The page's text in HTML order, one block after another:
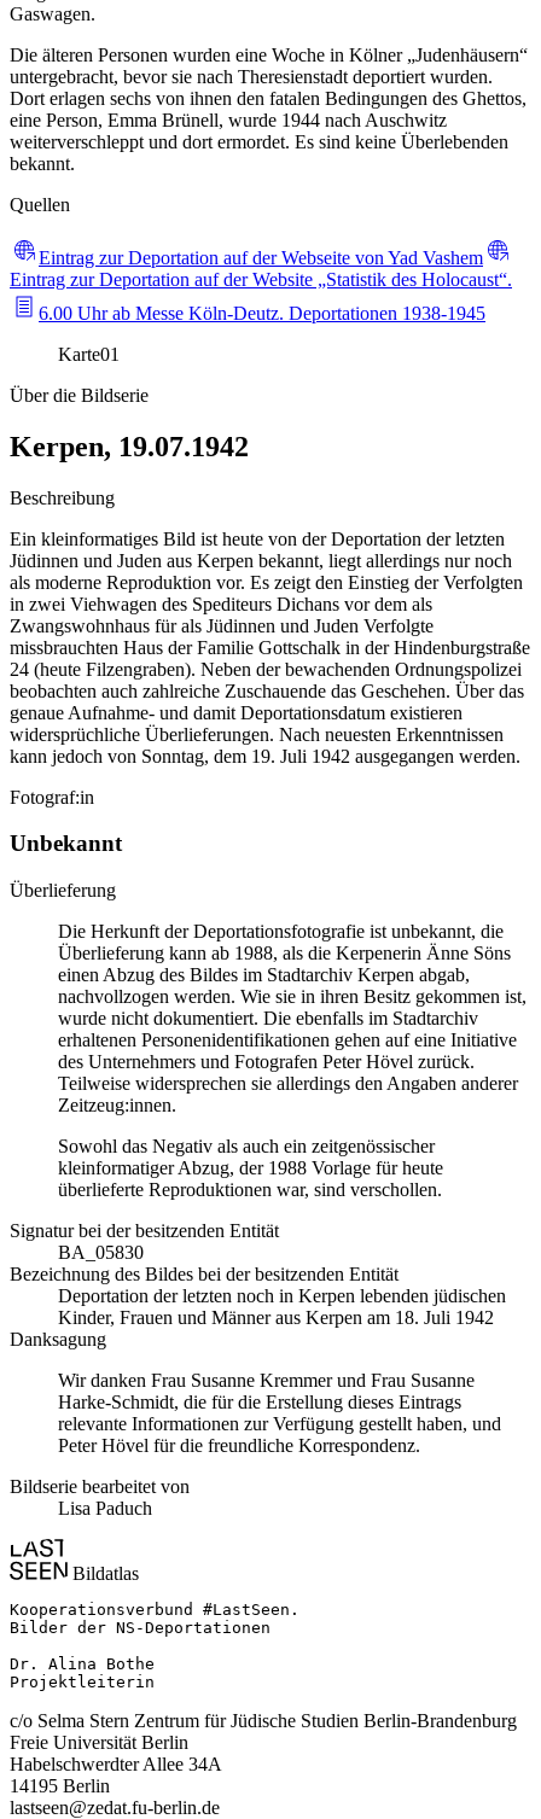
Gaswagen.
Die älteren Personen wurden eine Woche in Kölner „Judenhäusern“
untergebracht, bevor sie nach Theresienstadt deportiert wurden.
Dort erlagen sechs von ihnen den fatalen Bedingungen des Ghettos,
eine Person, Emma Brünell, wurde 1944 nach Auschwitz
weiterverschleppt und dort ermordet. Es sind keine Überlebenden
bekannt.
Quellen
Eintrag zur Deportation auf der Webseite von Yad Vashem
Eintrag zur Deportation auf der Website „Statistik des Holocaust“.
6.00 Uhr ab Messe Köln-Deutz. Deportationen 1938-1945
Karte01
Über die Bildserie
Kerpen, 19.07.1942
Beschreibung
Ein kleinformatiges Bild ist heute von der Deportation der letzten
Jüdinnen und Juden aus Kerpen bekannt, liegt allerdings nur noch
als moderne Reproduktion vor. Es zeigt den Einstieg der Verfolgten
in zwei Viehwagen des Spediteurs Dichans vor dem als
Zwangswohnhaus für als Jüdinnen und Juden Verfolgte
missbrauchten Haus der Familie Gottschalk in der Hindenburgstraße
24 (heute Filzengraben). Neben der bewachenden Ordnungspolizei
beobachten auch zahlreiche Zuschauende das Geschehen. Über das
genaue Aufnahme- und damit Deportationsdatum existieren
widersprüchliche Überlieferungen. Nach neuesten Erkenntnissen
kann jedoch von Sonntag, dem 19. Juli 1942 ausgegangen werden.
Fotograf:in
Unbekannt
Überlieferung
Die Herkunft der Deportationsfotografie ist unbekannt, die
Überlieferung kann ab 1988, als die Kerpenerin Änne Söns
einen Abzug des Bildes im Stadtarchiv Kerpen abgab,
nachvollzogen werden. Wie sie in ihren Besitz gekommen ist,
wurde nicht dokumentiert. Die ebenfalls im Stadtarchiv
erhaltenen Personenidentifikationen gehen auf eine Initiative
des Unternehmers und Fotografen Peter Hövel zurück.
Teilweise widersprechen sie allerdings den Angaben anderer
Zeitzeug:innen.
Sowohl das Negativ als auch ein zeitgenössischer
kleinformatiger Abzug, der 1988 Vorlage für heute
überlieferte Reproduktionen war, sind verschollen.
Signatur bei der besitzenden Entität
BA_05830
Bezeichnung des Bildes bei der besitzenden Entität
Deportation der letzten noch in Kerpen lebenden jüdischen
Kinder, Frauen und Männer aus Kerpen am 18. Juli 1942
Danksagung
Wir danken Frau Susanne Kremmer und Frau Susanne
Harke-Schmidt, die für die Erstellung dieses Eintrags
relevante Informationen zur Verfügung gestellt haben, und
Peter Hövel für die freundliche Korrespondenz.
Bildserie bearbeitet von
Lisa Paduch
Bildatlas
Kooperationsverbund #LastSeen.
Bilder der NS-Deportationen
Dr. Alina Bothe
Projektleiterin
c/o Selma Stern Zentrum für Jüdische Studien Berlin-Brandenburg
Freie Universität Berlin
Habelschwerdter Allee 34A
14195 Berlin
lastseen@zedat.fu-berlin.de